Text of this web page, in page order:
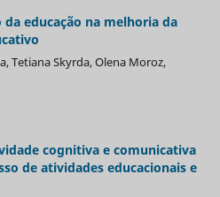
educação na melhoria da
Tetiana Skyrda, Olena Moroz,
cognitiva e comunicativa
de atividades educacionais e